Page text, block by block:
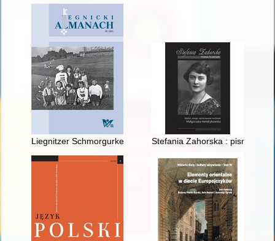
Liegnitzer Schmorgurken : w poszukiwaniu dawnego smaku
Stefania Zahorska : pisma